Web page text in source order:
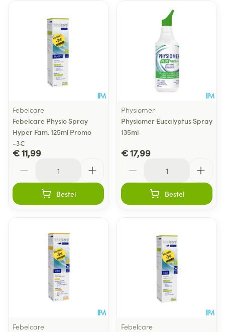
Febelcare
Febelcare Physio Spray
Hyper Fam. 125ml Promo
-3€
€ 11,99
Bestel
Physiomer
Physiomer Eucalyptus Spray
135ml
€ 17,99
Bestel
Febelcare
Febelcare